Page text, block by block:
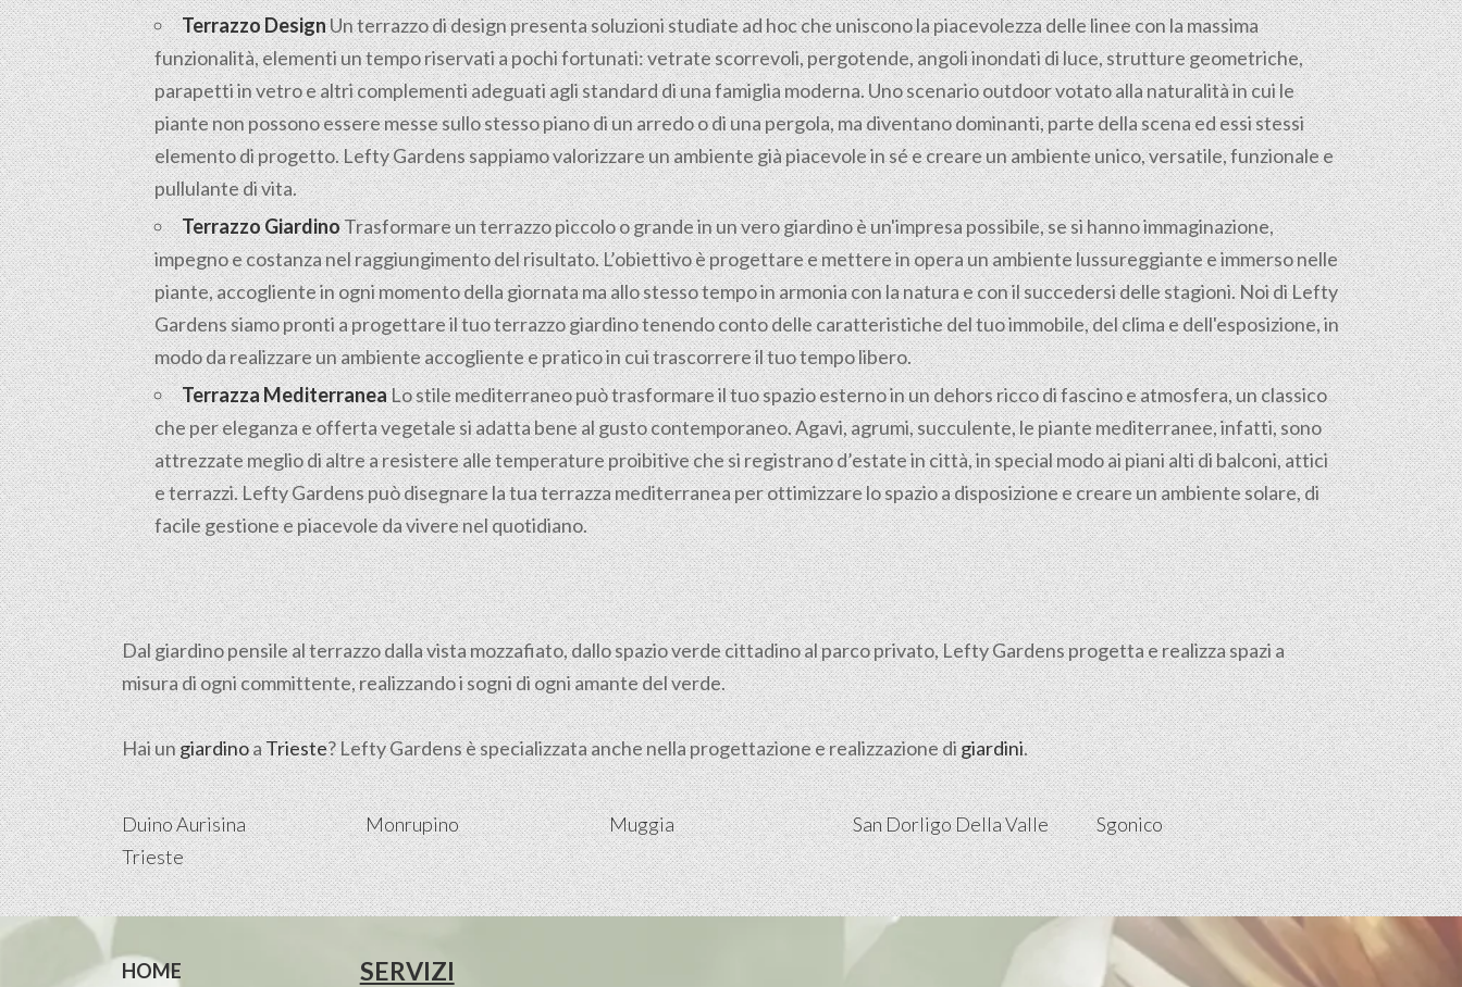
Terrazzo DesignUn terrazzo di design presenta soluzioni studiate ad hoc che uniscono la piacevolezza delle linee con la massima
funzionalità, elementi un tempo riservati a pochi fortunati: vetrate scorrevoli, pergotende, angoli inondati di luce, strutture geometriche,
parapetti in vetro e altri complementi adeguati agli standard di una famiglia moderna. Uno scenario outdoor votato alla naturalità in cui le
piante non possono essere messe sullo stesso piano di un arredo o di una pergola, ma diventano dominanti, parte della scena ed essi stessi
elemento di progetto. Lefty Gardens sappiamo valorizzare un ambiente già piacevole in sé e creare un ambiente unico, versatile, funzionale e
pullulante di vita.
Terrazzo GiardinoTrasformare un terrazzo piccolo o grande in un vero giardino è un'impresa possibile, se si hanno immaginazione,
impegno e costanza nel raggiungimento del risultato. L’obiettivo è progettare e mettere in opera un ambiente lussureggiante e immerso nelle
piante, accogliente in ogni momento della giornata ma allo stesso tempo in armonia con la natura e con il succedersi delle stagioni. Noi di Lefty
Gardens siamo pronti a progettare il tuo terrazzo giardino tenendo conto delle caratteristiche del tuo immobile, del clima e dell'esposizione, in
modo da realizzare un ambiente accogliente e pratico in cui trascorrere il tuo tempo libero.
Terrazza MediterraneaLo stile mediterraneo può trasformare il tuo spazio esterno in un dehors ricco di fascino e atmosfera, un classico
che per eleganza e offerta vegetale si adatta bene al gusto contemporaneo. Agavi, agrumi, succulente, le piante mediterranee, infatti, sono
attrezzate meglio di altre a resistere alle temperature proibitive che si registrano d’estate in città, in special modo ai piani alti di balconi, attici
e terrazzi. Lefty Gardens può disegnare la tua terrazza mediterranea per ottimizzare lo spazio a disposizione e creare un ambiente solare, di
facile gestione e piacevole da vivere nel quotidiano.
Dal giardino pensile al terrazzo dalla vista mozzafiato, dallo spazio verde cittadino al parco privato, Lefty Gardens progetta e realizza spazi a
misura di ogni committente, realizzando i sogni di ogni amante del verde.
Hai ungiardinoaTrieste? Lefty Gardens è specializzata anche nella progettazione e realizzazione digiardini.
Duino Aurisina Monrupino Muggia San Dorligo Della Valle
Sgonico
Trieste
HOME
SERVIZI